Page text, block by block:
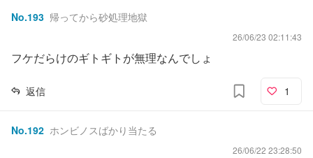
No.193 帰ってから砂処理地獄
26/06/23 02:11:43
フケだらけのギトギトが無理なんでしょ
返信 1
No.192 ホンビノスばかり当たる
26/06/22 23:28:50